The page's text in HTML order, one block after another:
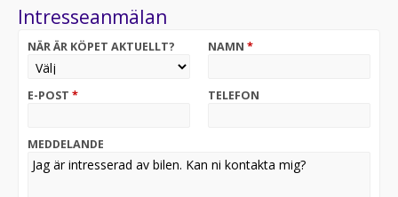
Intresseanmälan
NÄR ÄR KÖPET AKTUELLT? NAMN *
E-POST * TELEFON
MEDDELANDE